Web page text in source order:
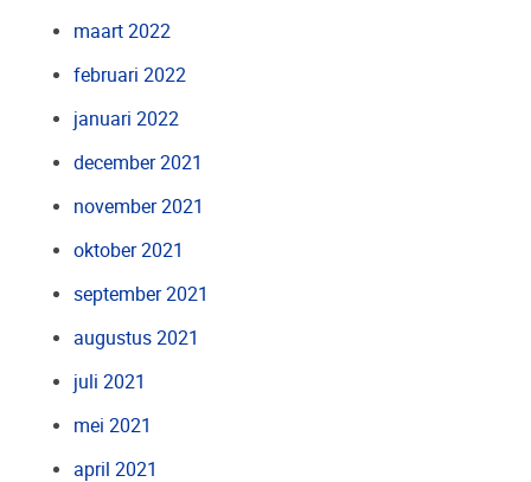
maart 2022
februari 2022
januari 2022
december 2021
november 2021
oktober 2021
september 2021
augustus 2021
juli 2021
mei 2021
april 2021